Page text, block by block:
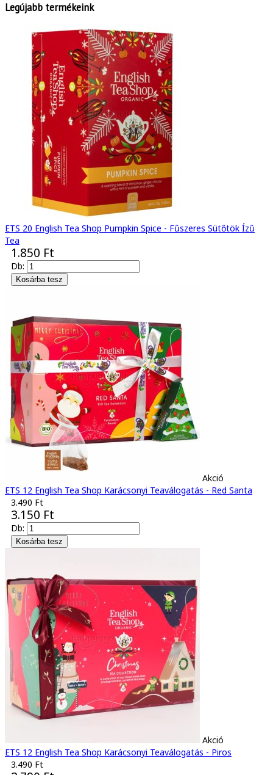
Legújabb termékeink
ETS 20 English Tea Shop Pumpkin Spice - Fűszeres Sütőtök Ízű
Tea
1.850 Ft
Db:
Akció
ETS 12 English Tea Shop Karácsonyi Teaválogatás - Red Santa
3.490 Ft
3.150 Ft
Db:
Akció
ETS 12 English Tea Shop Karácsonyi Teaválogatás - Piros
3.490 Ft